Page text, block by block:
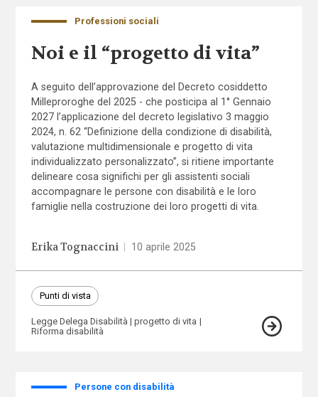
Professioni sociali
Noi e il “progetto di vita”
A seguito dell’approvazione del Decreto cosiddetto
Milleproroghe del 2025 - che posticipa al 1° Gennaio
2027 l’applicazione del decreto legislativo 3 maggio
2024, n. 62 “Definizione della condizione di disabilità,
valutazione multidimensionale e progetto di vita
individualizzato personalizzato”, si ritiene importante
delineare cosa significhi per gli assistenti sociali
accompagnare le persone con disabilità e le loro
famiglie nella costruzione dei loro progetti di vita.
Erika Tognaccini 10 aprile 2025
Punti di vista
Legge Delega Disabilità
progetto di vita
Riforma disabilità
Persone con disabilità